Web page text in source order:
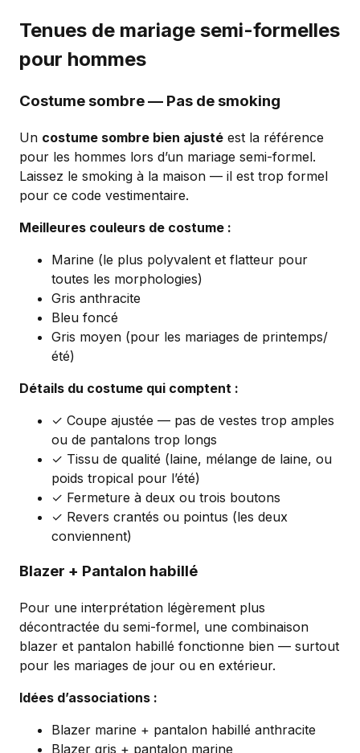
Tenues de mariage semi-formelles
pour hommes
Costume sombre — Pas de smoking
Un costume sombre bien ajusté est la référence
pour les hommes lors d’un mariage semi-formel.
Laissez le smoking à la maison — il est trop formel
pour ce code vestimentaire.
Meilleures couleurs de costume :
Marine (le plus polyvalent et flatteur pour
toutes les morphologies)
Gris anthracite
Bleu foncé
Gris moyen (pour les mariages de printemps/
été)
Détails du costume qui comptent :
✓ Coupe ajustée — pas de vestes trop amples
ou de pantalons trop longs
✓ Tissu de qualité (laine, mélange de laine, ou
poids tropical pour l’été)
✓ Fermeture à deux ou trois boutons
✓ Revers crantés ou pointus (les deux
conviennent)
Blazer + Pantalon habillé
Pour une interprétation légèrement plus
décontractée du semi-formel, une combinaison
blazer et pantalon habillé fonctionne bien — surtout
pour les mariages de jour ou en extérieur.
Idées d’associations :
Blazer marine + pantalon habillé anthracite
Blazer gris + pantalon marine